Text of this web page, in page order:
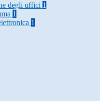
degli uffici 1
1
1